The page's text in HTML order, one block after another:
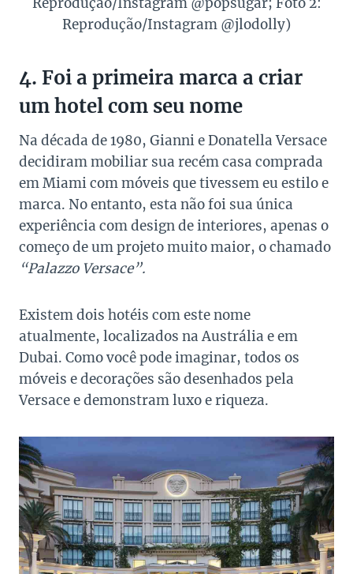
Reprodução/Instagram @jlodolly)
4. Foi a primeira marca a criar
um hotel com seu nome
Na década de 1980, Gianni e Donatella Versace
decidiram mobiliar sua recém casa comprada
em Miami com móveis que tivessem eu estilo e
marca. No entanto, esta não foi sua única
experiência com design de interiores, apenas o
começo de um projeto muito maior, o chamado
“Palazzo Versace”.
Existem dois hotéis com este nome
atualmente, localizados na Austrália e em
Dubai. Como você pode imaginar, todos os
móveis e decorações são desenhados pela
Versace e demonstram luxo e riqueza.